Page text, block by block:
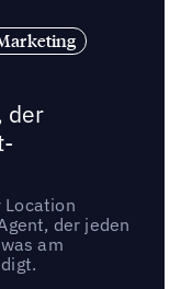
der
Location
der jeden
am